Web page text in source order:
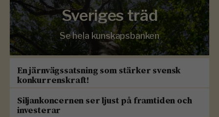
Sveriges träd
Se hela kunskapsbanken
En järnvägssatsning som stärker svensk
konkurrenskraft!
Siljankoncernen ser ljust på framtiden och
investerar